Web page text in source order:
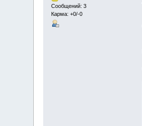
Сообщений: 3
Карма: +0/-0